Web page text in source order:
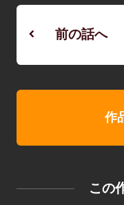
前の話へ
作
この